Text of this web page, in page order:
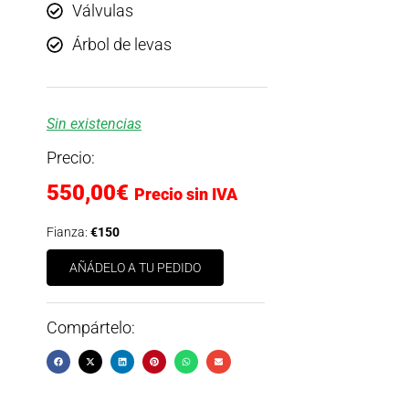
Válvulas
Árbol de levas
Sin existencias
Precio:
550,00€ Precio sin IVA
Fianza: €150
AÑÁDELO A TU PEDIDO
Compártelo: